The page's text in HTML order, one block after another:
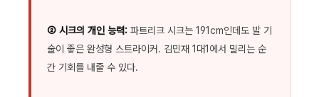
② 시크의 개인 능력: 파트리크 시크는 191cm인데도 발 기
술이 좋은 완성형 스트라이커. 김민재 1대1에서 밀리는 순
간 기회를 내줄 수 있다.